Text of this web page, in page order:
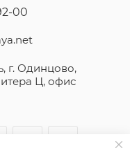
00
г. Одинцово,
Ц, офис